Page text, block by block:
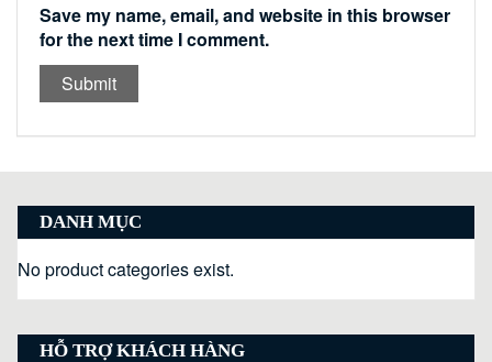
Save my name, email, and website in this browser
for the next time I comment.
DANH MỤC
No product categories exist.
HỖ TRỢ KHÁCH HÀNG